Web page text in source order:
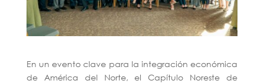
En un evento clave para la integración económica
de América del Norte, el Capítulo Noreste de